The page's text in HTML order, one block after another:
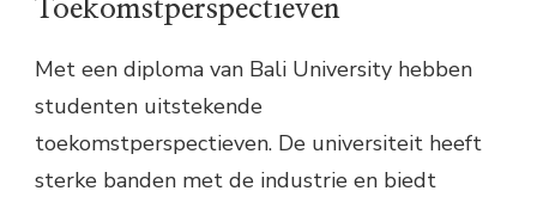
Toekomstperspectieven
Met een diploma van Bali University hebben
studenten uitstekende
toekomstperspectieven. De universiteit heeft
sterke banden met de industrie en biedt